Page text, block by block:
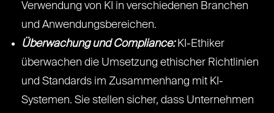
Verwendung von KI in verschiedenen Branchen
und Anwendungsbereichen.
Überwachung und Compliance:KI-Ethiker
überwachen die Umsetzung ethischer Richtlinien
und Standards im Zusammenhang mit KI-
Systemen. Sie stellen sicher, dass Unternehmen